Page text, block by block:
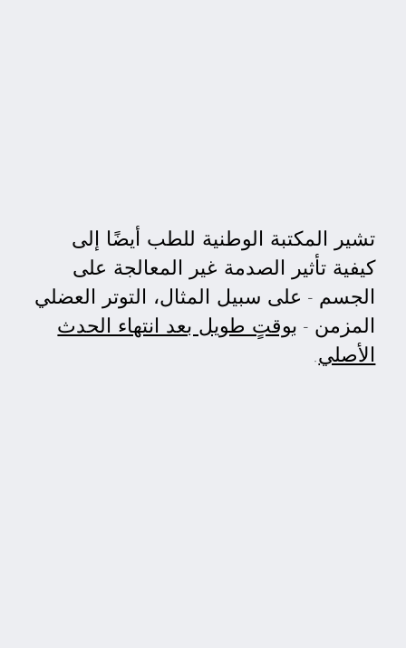
تشير المكتبة الوطنية للطب أيضًا إلى
كيفية تأثير الصدمة غير المعالجة على
الجسم - على سبيل المثال، التوتر العضلي
المزمن - بوقتٍ طويل بعد انتهاء الحدث
الأصلي.